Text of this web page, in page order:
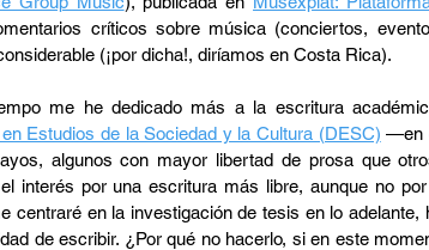
críticos sobre música (conciertos,
(¡por dicha!, diríamos en Costa Rica).
me he dedicado más a la escritura
Estudios de la Sociedad y la Cultura (DESC) —en
algunos con mayor libertad de prosa que
interés por una escritura más libre, aunque no
centraré en la investigación de tesis en lo
de escribir. ¿Por qué no hacerlo, si en este